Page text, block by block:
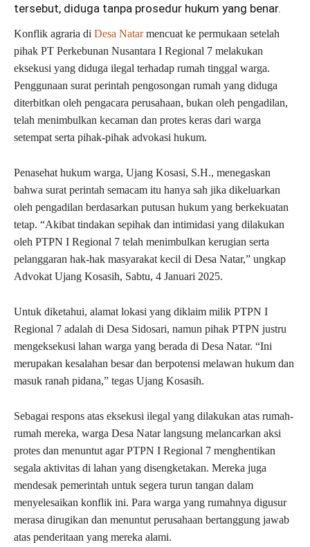
tersebut, diduga tanpa prosedur hukum yang benar.
Konflik agraria di Desa Natarmencuat ke permukaan setelah
pihak PT Perkebunan Nusantara I Regional 7 melakukan
eksekusi yang diduga ilegal terhadap rumah tinggal warga.
Penggunaan surat perintah pengosongan rumah yang diduga
diterbitkan oleh pengacara perusahaan, bukan oleh pengadilan,
telah menimbulkan kecaman dan protes keras dari warga
setempat serta pihak-pihak advokasi hukum.
Penasehat hukum warga, Ujang Kosasi, S.H., menegaskan
bahwa surat perintah semacam itu hanya sah jika dikeluarkan
oleh pengadilan berdasarkan putusan hukum yang berkekuatan
tetap. “Akibat tindakan sepihak dan intimidasi yang dilakukan
oleh PTPN I Regional 7 telah menimbulkan kerugian serta
pelanggaran hak-hak masyarakat kecil di Desa Natar,” ungkap
Advokat Ujang Kosasih, Sabtu, 4 Januari 2025.
Untuk diketahui, alamat lokasi yang diklaim milik PTPN I
Regional 7 adalah di Desa Sidosari, namun pihak PTPN justru
mengeksekusi lahan warga yang berada di Desa Natar. “Ini
merupakan kesalahan besar dan berpotensi melawan hukum dan
masuk ranah pidana,” tegas Ujang Kosasih.
Sebagai respons atas eksekusi ilegal yang dilakukan atas rumah-
rumah mereka, warga Desa Natar langsung melancarkan aksi
protes dan menuntut agar PTPN I Regional 7 menghentikan
segala aktivitas di lahan yang disengketakan. Mereka juga
mendesak pemerintah untuk segera turun tangan dalam
menyelesaikan konflik ini. Para warga yang rumahnya digusur
merasa dirugikan dan menuntut perusahaan bertanggung jawab
atas penderitaan yang mereka alami.